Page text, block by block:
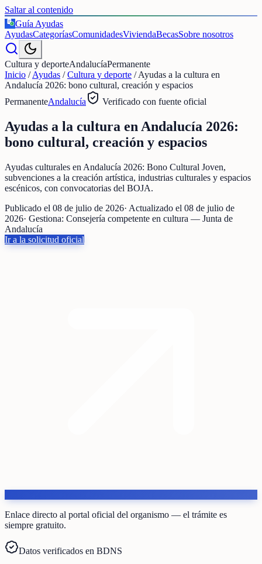
Saltar al contenido
€
Guía Ayudas
AyudasCategoríasComunidadesViviendaBecasSobre nosotros
Cultura y deporteAndalucíaPermanente
Inicio /Ayudas /Cultura y deporte /Ayudas a la cultura en
Andalucía 2026: bono cultural, creación y espacios
PermanenteAndalucía Verificado con fuente oficial
Ayudas a la cultura en Andalucía 2026:
bono cultural, creación y espacios
Ayudas culturales en Andalucía 2026: Bono Cultural Joven,
subvenciones a la creación artística, industrias culturales y espacios
escénicos, con convocatorias del BOJA.
Publicado el 08 de julio de 2026· Actualizado el 08 de julio de
2026· Gestiona: Consejería competente en cultura — Junta de
Andalucía
Ir a la solicitud oficial
Enlace directo al portal oficial del organismo — el trámite es
siempre gratuito.
Datos verificados en BDNS